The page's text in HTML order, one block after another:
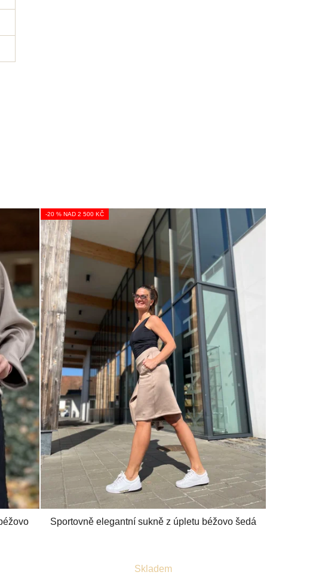
-20 % NAD 2 500 KČ
Sportovně elegantní sukně z úpletu béžovo šedá
hodnocení
Skladem